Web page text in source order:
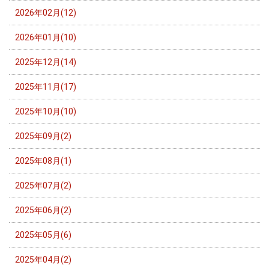
2026年02月(12)
2026年01月(10)
2025年12月(14)
2025年11月(17)
2025年10月(10)
2025年09月(2)
2025年08月(1)
2025年07月(2)
2025年06月(2)
2025年05月(6)
2025年04月(2)